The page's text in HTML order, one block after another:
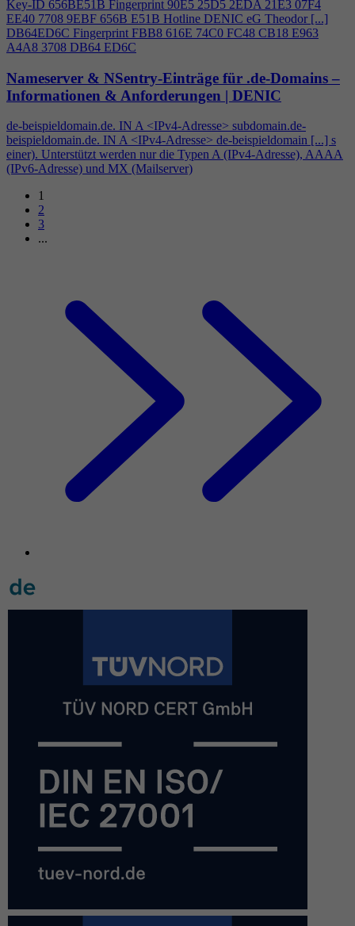
Key-ID 656BE51B Fingerprint 90E5 25D5 2EDA 21E3 07F4
EE40 7708 9EBF 656B E51B Hotline DENIC eG Theodor [...]
DB64ED6C Fingerprint FBB8 616E 74C0 FC48 CB18 E963
A4A8 3708 DB64 ED6C
Nameserver & NSentry-Einträge für .de-Domains –
Informationen & Anforderungen | DENIC
de-beispieldomain.de. IN A <IPv4-Adresse> subdomain.de-
beispieldomain.de. IN A <IPv4-Adresse> de-beispieldomain [...] s
einer). Unterstützt werden nur die Typen A (IPv4-Adresse), AAAA
(IPv6-Adresse) und MX (Mailserver)
1
2
3
...